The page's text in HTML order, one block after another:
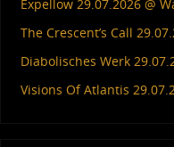
Expellow 29.07.2026 @
The Crescent’s Call
Diabolisches Werk
Visions Of Atlantis